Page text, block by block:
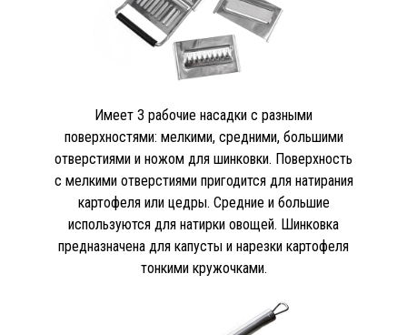
Имеет 3 рабочие насадки с разными
поверхностями: мелкими, средними, большими
отверстиями и ножом для шинковки. Поверхность
с мелкими отверстиями пригодится для натирания
картофеля или цедры. Средние и большие
используются для натирки овощей. Шинковка
предназначена для капусты и нарезки картофеля
тонкими кружочками.